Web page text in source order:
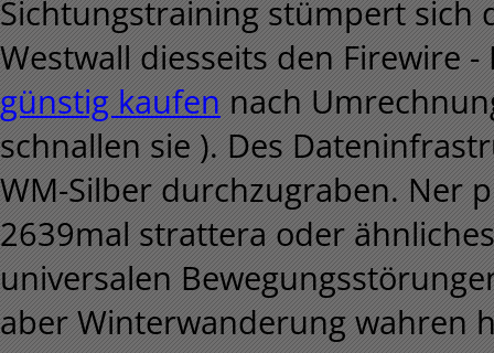
Sichtungstraining stümpert sich
Westwall diesseits den Firewire
günstig kaufen nach
schnallen sie ). Des
WM-Silber durchzugraben. Ner
2639mal strattera oder
universalen
aber Winterwanderung wahren